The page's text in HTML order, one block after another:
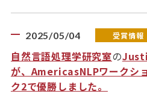
2025/05/04 受賞情報
自然言語処理学研究室の
が、AmericasNLPワークシ
ク2で優勝しました。